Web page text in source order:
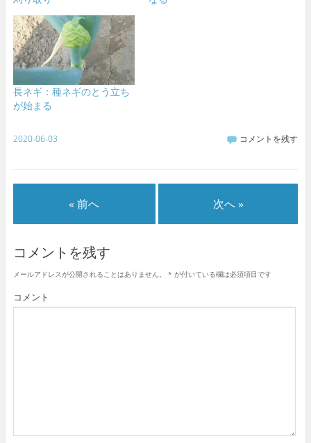
長ネギ：種ネギのとう立ち
が始まる
2020-06-03 コメントを残す
« 前へ 次へ »
コメントを残す
メールアドレスが公開されることはありません。 * が付いている欄は必須項目です
コメント